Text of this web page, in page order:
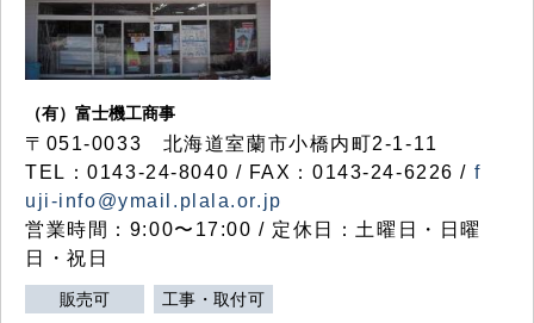
（有）富士機工商事
〒051-0033 北海道室蘭市小橋内町2-1-11
TEL：0143-24-8040 / FAX：0143-24-6226 / f
uji-info@ymail.plala.or.jp
営業時間：9:00〜17:00 / 定休日：土曜日・日曜
日・祝日
販売可 工事・取付可